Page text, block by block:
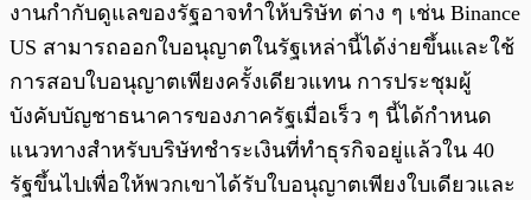
งานกำกับดูแลของรัฐอาจทำให้บริษัท ต่าง ๆ เช่น Binance
US สามารถออกใบอนุญาตในรัฐเหล่านี้ได้ง่ายขึ้นและใช้
การสอบใบอนุญาตเพียงครั้งเดียวแทน การประชุมผู้
บังคับบัญชาธนาคารของภาครัฐเมื่อเร็ว ๆ นี้ได้กำหนด
แนวทางสำหรับบริษัทชำระเงินที่ทำธุรกิจอยู่แล้วใน 40
รัฐขึ้นไปเพื่อให้พวกเขาได้รับใบอนุญาตเพียงใบเดียวและ